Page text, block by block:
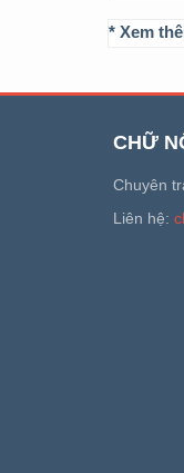
* Xem
CHỮ
Chuyên
Liên hệ: